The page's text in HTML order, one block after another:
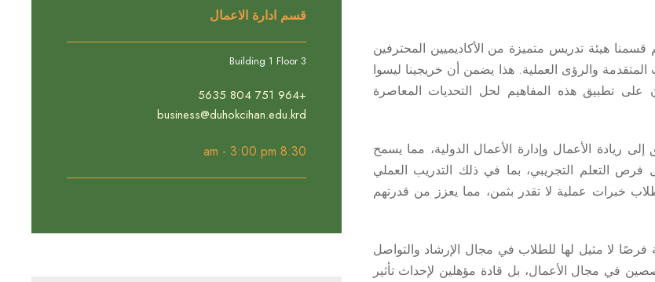
قسمنا هيئة تدريس متميزة من الأكاديميين المحترفين
والرؤى العملية. هذا يضمن أن خريجينا ليسوا
على تطبيق هذه المفاهيم لحل التحديات المعاصرة
ريادة الأعمال وإدارة الأعمال الدولية، مما يسمح
التعلم التجريبي، بما في ذلك التدريب العملي
خبرات عملية لا تقدر بثمن، مما يعزز من قدرتهم
فرصًا لا مثيل لها للطلاب في مجال الإرشاد والتواصل
في مجال الأعمال، بل قادة مؤهلين لإحداث تأثير
قسم ادارة الاعمال
Building 1 Floor 3
+964 751 804 5635
business@duhokcihan.edu.krd
8:30 am - 3:00 pm